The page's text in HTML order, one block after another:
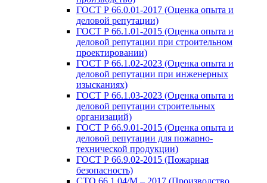
ГОСТ Р 66.0.01-2017 (Оценка опыта и
деловой репутации)
ГОСТ Р 66.1.01-2015 (Оценка опыта и
деловой репутации при строительном
проектировании)
ГОСТ Р 66.1.02-2023 (Оценка опыта и
деловой репутации при инженерных
изысканиях)
ГОСТ Р 66.1.03-2023 (Оценка опыта и
деловой репутации строительных
организаций)
ГОСТ Р 66.9.01-2015 (Оценка опыта и
деловой репутации для пожарно-
технической продукции)
ГОСТ Р 66.9.02-2015 (Пожарная
безопасность)
СТО 66.1.04/М – 2017 (Производство